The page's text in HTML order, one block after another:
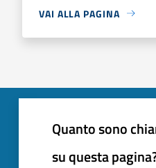
VAI ALLA PAGINA
Quanto sono
su questa